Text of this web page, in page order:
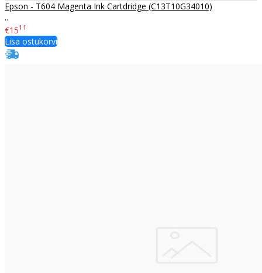
Epson - T604 Magenta Ink Cartdridge (C13T10G34010)
..
€1511
Lisa ostukorvi